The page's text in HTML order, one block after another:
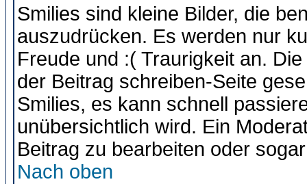
Smilies sind kleine Bilder, die
auszudrücken. Es werden nur
Freude und :( Traurigkeit an.
der Beitrag schreiben-Seite
Smilies, es kann schnell
unübersichtlich wird. Ein
Beitrag zu bearbeiten oder
Nach oben